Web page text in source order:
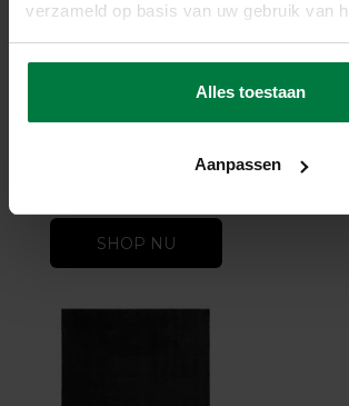
verzameld op basis van uw gebruik van
Alles toestaan
Aanpassen
-16%
Liv 15 - Rond hoogpolig
SHOP NU